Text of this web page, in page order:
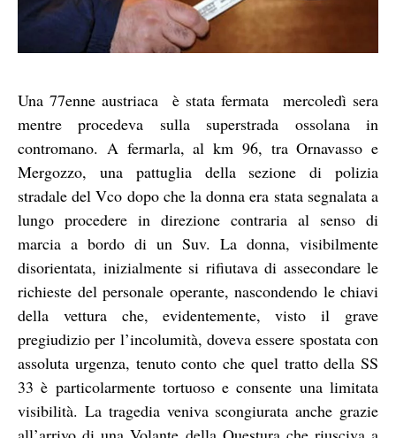
Una 77enne austriaca è stata fermata mercoledì sera
mentre procedeva sulla superstrada ossolana in
contromano. A fermarla, al km 96, tra Ornavasso e
Mergozzo, una pattuglia della sezione di polizia
stradale del Vco dopo che la donna era stata segnalata a
lungo procedere in direzione contraria al senso di
marcia a bordo di un Suv. La donna, visibilmente
disorientata, inizialmente si rifiutava di assecondare le
richieste del personale operante, nascondendo le chiavi
della vettura che, evidentemente, visto il grave
pregiudizio per l’incolumità, doveva essere spostata con
assoluta urgenza, tenuto conto che quel tratto della SS
33 è particolarmente tortuoso e consente una limitata
visibilità. La tragedia veniva scongiurata anche grazie